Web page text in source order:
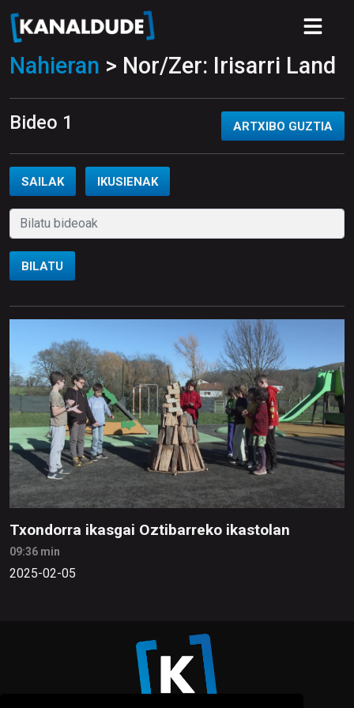
Nahieran > Nor/Zer: Irisarri Land
Bideo 1 ARTXIBO GUZTIA
SAILAK IKUSIENAK
BILATU
Txondorra ikasgai Oztibarreko ikastolan
09:36 min
2025-02-05